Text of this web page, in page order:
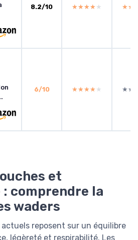
8.2/10 ★★★★★
★★★★★
6/10 ★★★★★
★★★★★
et
comprendre la
waders
actuels reposent sur un équilibre
légèreté et respirabilité. Les